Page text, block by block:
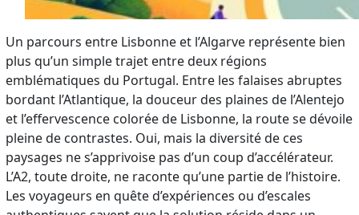
Un parcours entre Lisbonne et l’Algarve représente bien
plus qu’un simple trajet entre deux régions
emblématiques du Portugal. Entre les falaises abruptes
bordant l’Atlantique, la douceur des plaines de l’Alentejo
et l’effervescence colorée de Lisbonne, la route se dévoile
pleine de contrastes. Oui, mais la diversité de ces
paysages ne s’apprivoise pas d’un coup d’accélérateur.
L’A2, toute droite, ne raconte qu’une partie de l’histoire.
Les voyageurs en quête d’expériences ou d’escales